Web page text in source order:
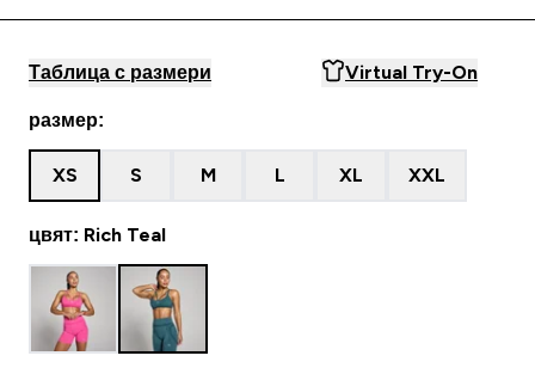
Таблица с размери Virtual Try-On
размер:
XS S M L XL XXL
цвят: Rich Teal